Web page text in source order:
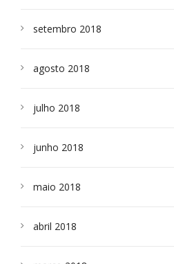
setembro 2018
agosto 2018
julho 2018
junho 2018
maio 2018
abril 2018